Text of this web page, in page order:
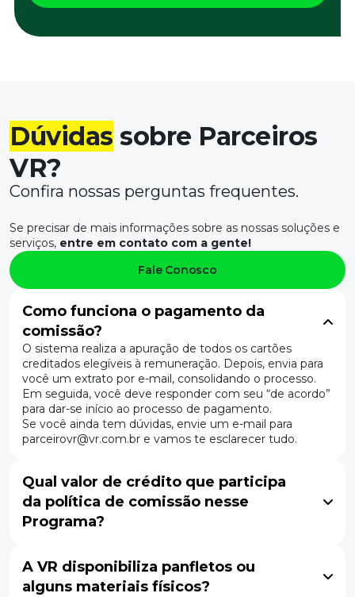
Dúvidas sobre Parceiros
VR?
Confira nossas perguntas frequentes.
Se precisar de mais informações sobre as nossas soluções e
serviços, entre em contato com a gente!
Fale Conosco
Como funciona o pagamento da
comissão?
O sistema realiza a apuração de todos os cartões
creditados elegíveis à remuneração. Depois, envia para
você um extrato por e-mail, consolidando o processo.
Em seguida, você deve responder com seu “de acordo”
para dar-se início ao processo de pagamento.
Se você ainda tem dúvidas, envie um e-mail para
parceirovr@vr.com.br e vamos te esclarecer tudo.
Qual valor de crédito que participa
da política de comissão nesse
Programa?
A VR disponibiliza panfletos ou
alguns materiais físicos?